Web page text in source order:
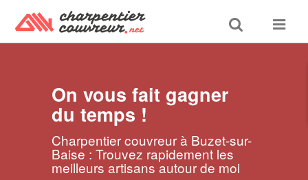
Toggle
search
Toggle
On vous fait gagner
du temps !
Charpentier couvreur à Buzet-sur-
Baise : Trouvez rapidement les
meilleurs artisans autour de moi